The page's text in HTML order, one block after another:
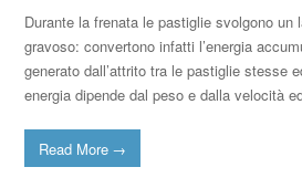
Durante la frenata le pastiglie svolgono un
gravoso: convertono infatti l’energia
generato dall’attrito tra le pastiglie stesse
energia dipende dal peso e dalla velocità
Read More →